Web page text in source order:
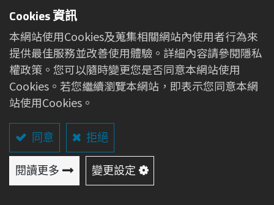
彰化縣埔心鄉中正路一段100號
Copyright © 佑合企業股份有限公司
Cookies 資訊
本網站使用Cookies及蒐集相關網站內使用者行為來
提供最佳服務並改善使用體驗。詳細內容請參閱隱私
權政策。您可以隨時變更您是否同意本網站使用
Cookies。若您繼續瀏覽本網站，即表示您同意本網
站使用Cookies。
同意
拒絕
閱讀更多
變更設定